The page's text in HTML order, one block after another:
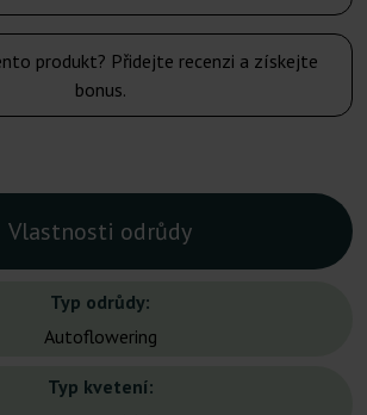
produkt? Přidejte recenzi a získejte
bonus.
Vlastnosti odrůdy
Typ odrůdy:
Autoflowering
Typ kvetení: